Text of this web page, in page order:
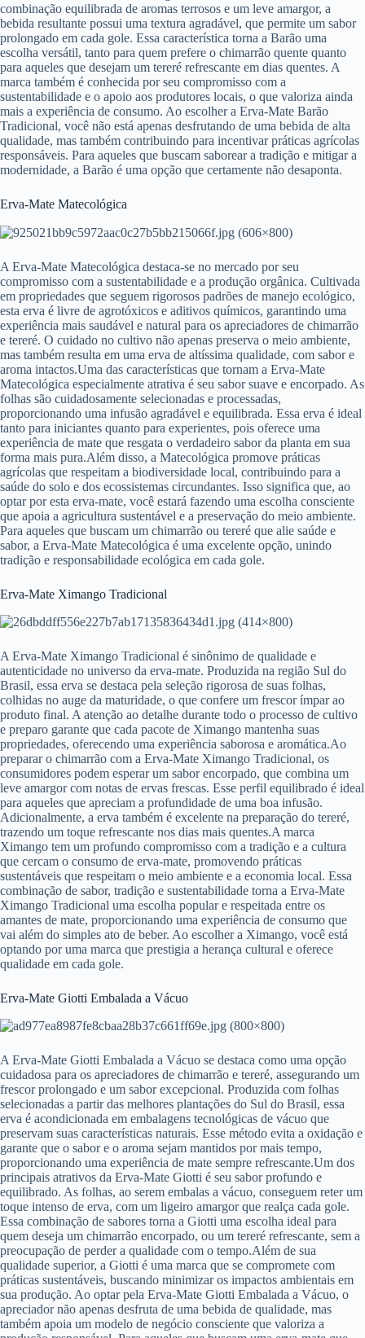
combinação equilibrada de aromas terrosos e um leve amargor, a
bebida resultante possui uma textura agradável, que permite um sabor
prolongado em cada gole. Essa característica torna a Barão uma
escolha versátil, tanto para quem prefere o chimarrão quente quanto
para aqueles que desejam um tereré refrescante em dias quentes. A
marca também é conhecida por seu compromisso com a
sustentabilidade e o apoio aos produtores locais, o que valoriza ainda
mais a experiência de consumo. Ao escolher a Erva-Mate Barão
Tradicional, você não está apenas desfrutando de uma bebida de alta
qualidade, mas também contribuindo para incentivar práticas agrícolas
responsáveis. Para aqueles que buscam saborear a tradição e mitigar a
modernidade, a Barão é uma opção que certamente não desaponta.
Erva-Mate Matecológica
A Erva-Mate Matecológica destaca-se no mercado por seu
compromisso com a sustentabilidade e a produção orgânica. Cultivada
em propriedades que seguem rigorosos padrões de manejo ecológico,
esta erva é livre de agrotóxicos e aditivos químicos, garantindo uma
experiência mais saudável e natural para os apreciadores de chimarrão
e tereré. O cuidado no cultivo não apenas preserva o meio ambiente,
mas também resulta em uma erva de altíssima qualidade, com sabor e
aroma intactos.Uma das características que tornam a Erva-Mate
Matecológica especialmente atrativa é seu sabor suave e encorpado. As
folhas são cuidadosamente selecionadas e processadas,
proporcionando uma infusão agradável e equilibrada. Essa erva é ideal
tanto para iniciantes quanto para experientes, pois oferece uma
experiência de mate que resgata o verdadeiro sabor da planta em sua
forma mais pura.Além disso, a Matecológica promove práticas
agrícolas que respeitam a biodiversidade local, contribuindo para a
saúde do solo e dos ecossistemas circundantes. Isso significa que, ao
optar por esta erva-mate, você estará fazendo uma escolha consciente
que apoia a agricultura sustentável e a preservação do meio ambiente.
Para aqueles que buscam um chimarrão ou tereré que alie saúde e
sabor, a Erva-Mate Matecológica é uma excelente opção, unindo
tradição e responsabilidade ecológica em cada gole.
Erva-Mate Ximango Tradicional
A Erva-Mate Ximango Tradicional é sinônimo de qualidade e
autenticidade no universo da erva-mate. Produzida na região Sul do
Brasil, essa erva se destaca pela seleção rigorosa de suas folhas,
colhidas no auge da maturidade, o que confere um frescor ímpar ao
produto final. A atenção ao detalhe durante todo o processo de cultivo
e preparo garante que cada pacote de Ximango mantenha suas
propriedades, oferecendo uma experiência saborosa e aromática.Ao
preparar o chimarrão com a Erva-Mate Ximango Tradicional, os
consumidores podem esperar um sabor encorpado, que combina um
leve amargor com notas de ervas frescas. Esse perfil equilibrado é ideal
para aqueles que apreciam a profundidade de uma boa infusão.
Adicionalmente, a erva também é excelente na preparação do tereré,
trazendo um toque refrescante nos dias mais quentes.A marca
Ximango tem um profundo compromisso com a tradição e a cultura
que cercam o consumo de erva-mate, promovendo práticas
sustentáveis que respeitam o meio ambiente e a economia local. Essa
combinação de sabor, tradição e sustentabilidade torna a Erva-Mate
Ximango Tradicional uma escolha popular e respeitada entre os
amantes de mate, proporcionando uma experiência de consumo que
vai além do simples ato de beber. Ao escolher a Ximango, você está
optando por uma marca que prestigia a herança cultural e oferece
qualidade em cada gole.
Erva-Mate Giotti Embalada a Vácuo
A Erva-Mate Giotti Embalada a Vácuo se destaca como uma opção
cuidadosa para os apreciadores de chimarrão e tereré, assegurando um
frescor prolongado e um sabor excepcional. Produzida com folhas
selecionadas a partir das melhores plantações do Sul do Brasil, essa
erva é acondicionada em embalagens tecnológicas de vácuo que
preservam suas características naturais. Esse método evita a oxidação e
garante que o sabor e o aroma sejam mantidos por mais tempo,
proporcionando uma experiência de mate sempre refrescante.Um dos
principais atrativos da Erva-Mate Giotti é seu sabor profundo e
equilibrado. As folhas, ao serem embalas a vácuo, conseguem reter um
toque intenso de erva, com um ligeiro amargor que realça cada gole.
Essa combinação de sabores torna a Giotti uma escolha ideal para
quem deseja um chimarrão encorpado, ou um tereré refrescante, sem a
preocupação de perder a qualidade com o tempo.Além de sua
qualidade superior, a Giotti é uma marca que se compromete com
práticas sustentáveis, buscando minimizar os impactos ambientais em
sua produção. Ao optar pela Erva-Mate Giotti Embalada a Vácuo, o
apreciador não apenas desfruta de uma bebida de qualidade, mas
também apoia um modelo de negócio consciente que valoriza a